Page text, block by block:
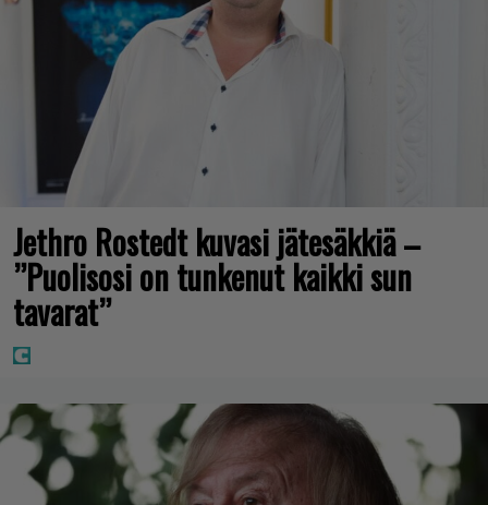
Jethro Rostedt kuvasi jätesäkkiä –
”Puolisosi on tunkenut kaikki sun
tavarat”